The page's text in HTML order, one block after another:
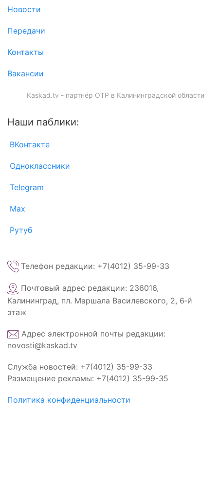
Новости
Передачи
Контакты
Вакансии
Kaskad.tv - партнёр ОТР в Калининградской области
Наши паблики:
ВКонтакте
Одноклассники
Telegram
Max
Рутуб
Телефон редакции: +7(4012) 35-99-33
Почтовый адрес редакции: 236016,
Калининград, пл. Маршала Василевского, 2, 6‑й
этаж
Адрес электронной почты редакции:
novosti@kaskad.tv
Служба новостей: +7(4012) 35-99-33
Размещение рекламы: +7(4012) 35-99-35
Политика конфиденциальности